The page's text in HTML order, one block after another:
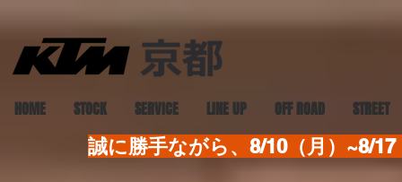
HOME STOCK SERVICE LINE UP OFF ROAD STREET
誠に勝手ながら、8/10（月）~8/